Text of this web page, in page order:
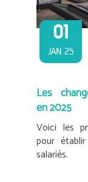
01
JAN 25
Les
en 2025
Voici les
pour
salariés.